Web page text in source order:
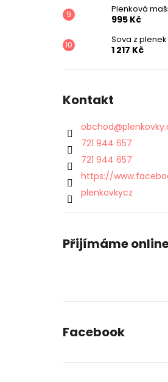
Plenková
995 Kč
Sova z plenek
1 217 Kč
Kontakt
obchod@
721 944 657
721 944 657
https://
plenkovkycz
Přijímáme
Facebook